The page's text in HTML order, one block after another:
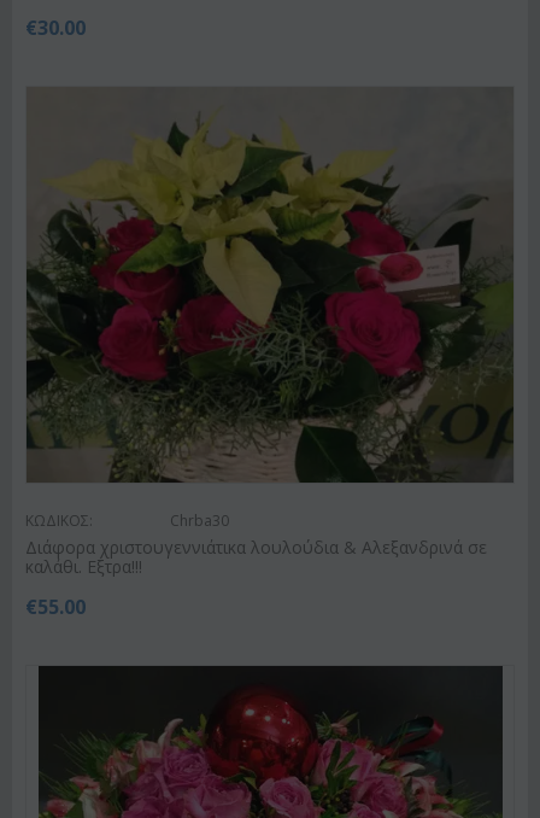
€30.00
ΚΩΔΙΚΟΣ: Chrba30
Διάφορα χριστουγεννιάτικα λουλούδια & Αλεξανδρινά σε
καλάθι. Εξτρα!!!
€55.00